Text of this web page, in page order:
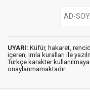
UYARI: Küfür, hakaret,
içeren, imla kuralları ile
Türkçe karakter
onaylanmamaktadır.